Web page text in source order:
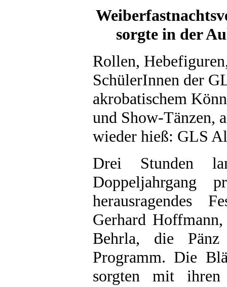
sorgte in der
Rollen,
SchülerInnen der
akrobatischem
und Show-Tänzen,
wieder hieß: GLS
Drei Stunden
Doppeljahrgang
herausragendes
Gerhard
Behrla, die Pänz
Programm. Die
sorgten mit